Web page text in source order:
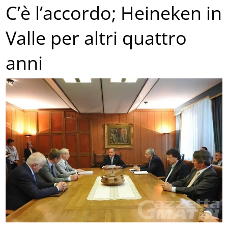
C’è l’accordo; Heineken in
Valle per altri quattro
anni